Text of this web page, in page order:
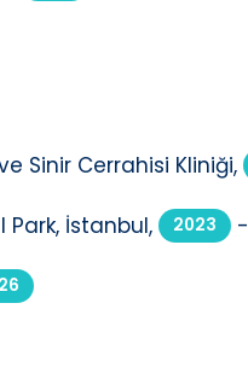
Sinir Cerrahisi Kliniği,
Park, İstanbul, 2023 -